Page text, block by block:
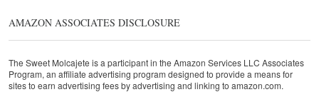
AMAZON ASSOCIATES DISCLOSURE
The Sweet Molcajete is a participant in the Amazon Services LLC Associates
Program, an affiliate advertising program designed to provide a means for
sites to earn advertising fees by advertising and linking to amazon.com.